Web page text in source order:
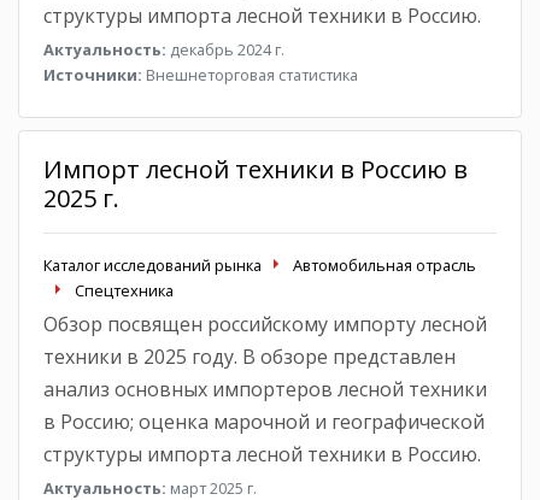
структуры импорта лесной техники в Россию.
Актуальность: декабрь 2024 г.
Источники: Внешнеторговая статистика
Импорт лесной техники в Россию в
2025 г.
Каталог исследований рынка
Автомобильная отрасль
Спецтехника
Обзор посвящен российскому импорту лесной
техники в 2025 году. В обзоре представлен
анализ основных импортеров лесной техники
в Россию; оценка марочной и географической
структуры импорта лесной техники в Россию.
Актуальность: март 2025 г.